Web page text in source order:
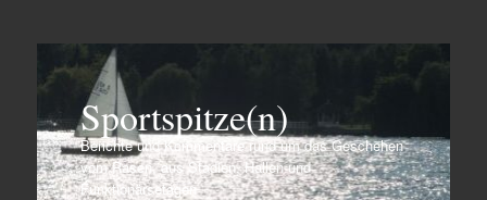
Sportspitze(n)
Berichte und Kommentare rund um das Geschehen
vom Rasen, aus Stadien, Hallen und
Funktionärsetagen